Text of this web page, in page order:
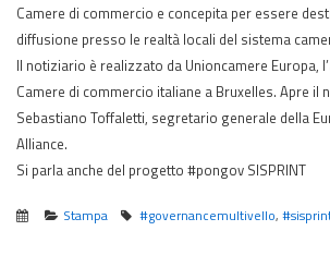
Camere di commercio e concepita per essere
diffusione presso le realtà locali del sistema
Il notiziario è realizzato da Unioncamere Europa,
Camere di commercio italiane a Bruxelles. Apre il
Sebastiano Toffaletti, segretario generale della
Alliance.
Si parla anche del progetto #pongov SISPRINT
Stampa #governancemultivello,